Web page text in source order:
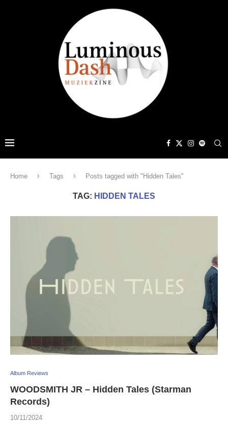
Home Tags Posts tagged with "Hidden Tales"
TAG: HIDDEN TALES
Album Reviews
WOODSMITH JR – Hidden Tales (Starman
Records)
10/11/2024